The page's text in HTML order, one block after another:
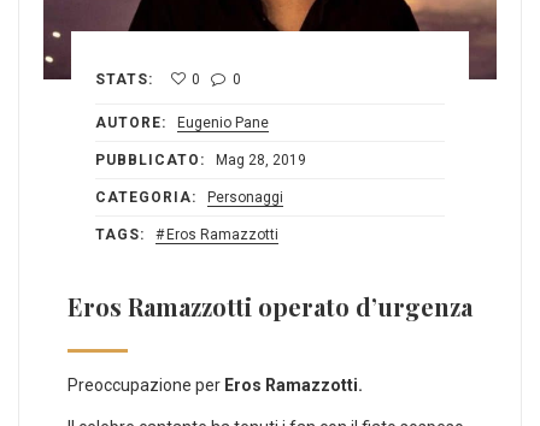
STATS: 0 0
AUTORE: Eugenio Pane
PUBBLICATO: Mag 28, 2019
CATEGORIA: Personaggi
TAGS: Eros Ramazzotti
Eros Ramazzotti operato d’urgenza
Preoccupazione per Eros Ramazzotti.